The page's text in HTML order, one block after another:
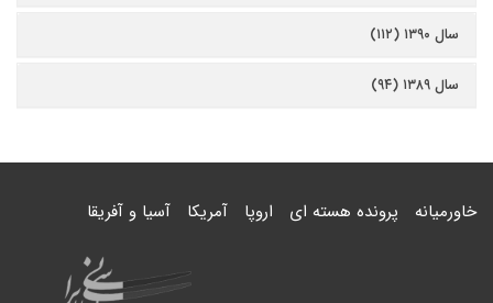
سال ۱۳۹۰ (۱۱۲)
سال ۱۳۸۹ (۹۴)
خاورمیانه پرونده هسته ای اروپا آمریکا آسیا و آفریقا